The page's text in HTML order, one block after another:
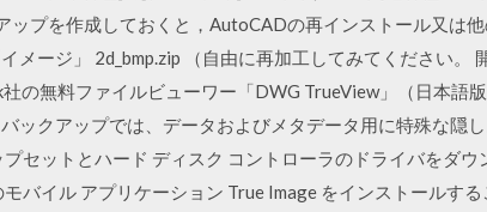
プを作成しておくと，AutoCADの再インストール又は
ージ」 2d_bmp.zip （自由に再加工してみてください。
の無料ファイルビューワー「DWG TrueView」（日本語
ックアップでは、データおよびメタデータ用に特殊な隠
セットとハード ディスク コントローラのドライバをダウ
バイル アプリケーション True Image をインストールする